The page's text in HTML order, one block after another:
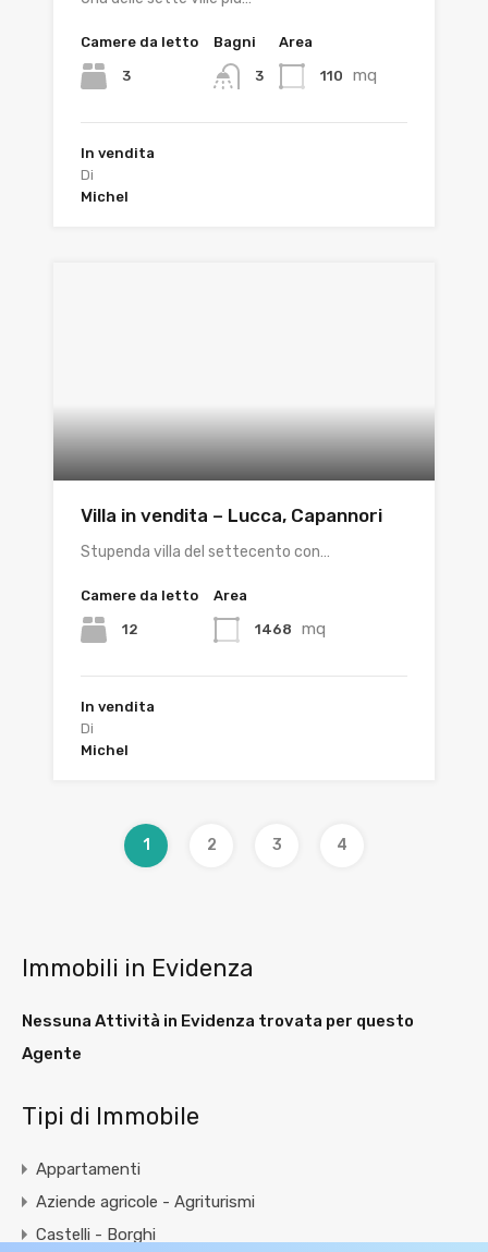
Camere da letto
3
Bagni
3
Area
110 mq
In vendita
Di
Michel
Villa in vendita – Lucca, Capannori
Stupenda villa del settecento con…
Camere da letto
12
Area
1468 mq
In vendita
Di
Michel
1 2 3 4
Immobili in Evidenza
Nessuna Attività in Evidenza trovata per questo
Agente
Tipi di Immobile
Appartamenti
Aziende agricole - Agriturismi
Castelli - Borghi